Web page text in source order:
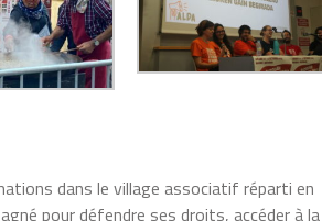
dans le village associatif réparti en
pour défendre ses droits, accéder à la